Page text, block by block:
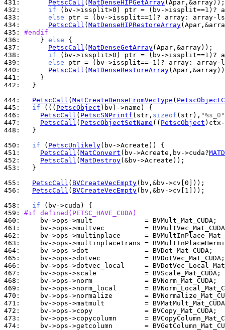
431:
PetscCall ( MatDenseHIPGetArray
432:
if
433:
else
434:
PetscCall ( MatDenseHIPRestoreArray
435: #endif
436:
    }
else
437:
PetscCall ( MatDenseGetArray
438:
if
439:
else
440:
PetscCall ( MatDenseRestoreArray
441:
442:
  }
444:
PetscCall ( MatCreateDenseFromVecType (
445:
if ((( PetscObject
446:
PetscCall ( PetscSNPrintf (str, sizeof (str), "%s_0"
447:
PetscCall ( PetscObjectSetName (( PetscObject
448:
  }
450:
if ( PetscUnlikely
451:
PetscCall ( MatConvert (bv->Acreate,bv->cuda?
452:
PetscCall ( MatDestroy
453:
  }
455:
PetscCall ( BVCreateVecEmpty
456:
PetscCall ( BVCreateVecEmpty(bv,&bv->cv[1]));
458:
if
459: #if defined(PETSC_HAVE_CUDA)
460:
461:
462:
463:
464:
465:
466:
467:
468:
469:
470:
471:
472:
473:
474: